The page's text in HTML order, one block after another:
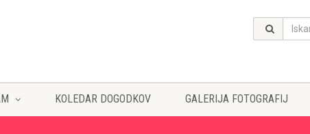
KOLEDAR DOGODKOV GALERIJA FOTOGRAFIJ